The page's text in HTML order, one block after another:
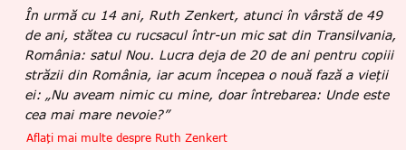
În urmă cu 14 ani, Ruth Zenkert, atunci în vârstă de 49
de ani, stătea cu rucsacul într-un mic sat din Transilvania,
România: satul Nou. Lucra deja de 20 de ani pentru copiii
străzii din România, iar acum începea o nouă fază a vieții
ei: „Nu aveam nimic cu mine, doar întrebarea: Unde este
cea mai mare nevoie?”
Aflați mai multe despre Ruth Zenkert